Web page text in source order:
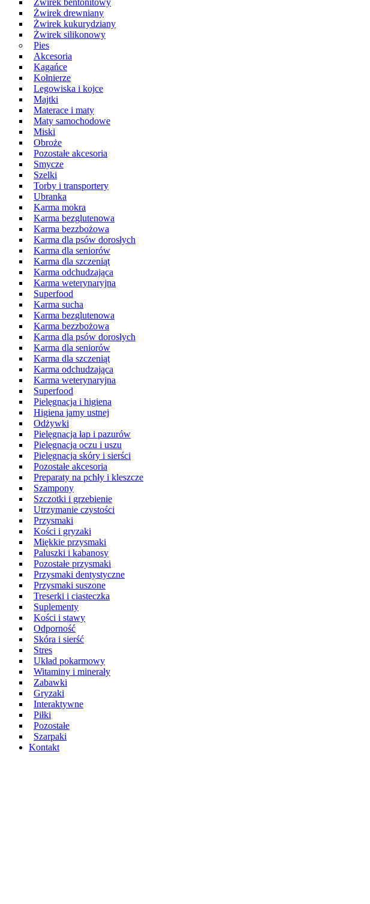
Żwirek bentonitowy
Żwirek drewniany
Żwirek kukurydziany
Żwirek silikonowy
Pies
Akcesoria
Kagańce
Kołnierze
Legowiska i kojce
Majtki
Materace i maty
Maty samochodowe
Miski
Obroże
Pozostałe akcesoria
Smycze
Szelki
Torby i transportery
Ubranka
Karma mokra
Karma bezglutenowa
Karma bezzbożowa
Karma dla psów dorosłych
Karma dla seniorów
Karma dla szczeniąt
Karma odchudzająca
Karma weterynaryjna
Superfood
Karma sucha
Karma bezglutenowa
Karma bezzbożowa
Karma dla psów dorosłych
Karma dla seniorów
Karma dla szczeniąt
Karma odchudzająca
Karma weterynaryjna
Superfood
Pielęgnacja i higiena
Higiena jamy ustnej
Odżywki
Pielęgnacja łap i pazurów
Pielęgnacja oczu i uszu
Pielęgnacja skóry i sierści
Pozostałe akcesoria
Preparaty na pchły i kleszcze
Szampony
Szczotki i grzebienie
Utrzymanie czystości
Przysmaki
Kości i gryzaki
Miękkie przysmaki
Paluszki i kabanosy
Pozostałe przysmaki
Przysmaki dentystyczne
Przysmaki suszone
Treserki i ciasteczka
Suplementy
Kości i stawy
Odporność
Skóra i sierść
Stres
Układ pokarmowy
Witaminy i minerały
Zabawki
Gryzaki
Interaktywne
Piłki
Pozostałe
Szarpaki
Kontakt